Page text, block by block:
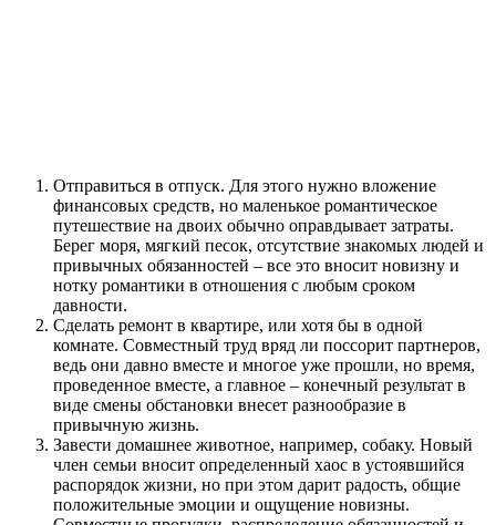
Отправиться в отпуск. Для этого нужно вложение
финансовых средств, но маленькое романтическое
путешествие на двоих обычно оправдывает затраты.
Берег моря, мягкий песок, отсутствие знакомых людей и
привычных обязанностей – все это вносит новизну и
нотку романтики в отношения с любым сроком
давности.
Сделать ремонт в квартире, или хотя бы в одной
комнате. Совместный труд вряд ли поссорит партнеров,
ведь они давно вместе и многое уже прошли, но время,
проведенное вместе, а главное – конечный результат в
виде смены обстановки внесет разнообразие в
привычную жизнь.
Завести домашнее животное, например, собаку. Новый
член семьи вносит определенный хаос в устоявшийся
распорядок жизни, но при этом дарит радость, общие
положительные эмоции и ощущение новизны.